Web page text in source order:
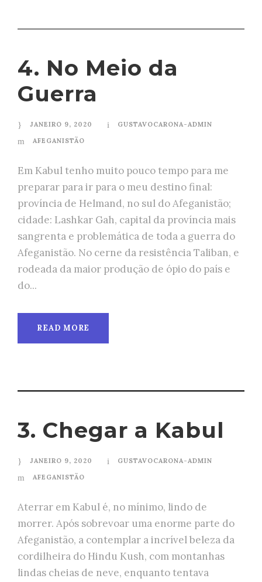
4. No Meio da
Guerra
JANEIRO 9, 2020
GUSTAVOCARONA-ADMIN
AFEGANISTÃO
Em Kabul tenho muito pouco tempo para me
preparar para ir para o meu destino final:
província de Helmand, no sul do Afeganistão;
cidade: Lashkar Gah, capital da província mais
sangrenta e problemática de toda a guerra do
Afeganistão. No cerne da resistência Taliban, e
rodeada da maior produção de ópio do país e
do...
READ MORE
3. Chegar a Kabul
JANEIRO 9, 2020
GUSTAVOCARONA-ADMIN
AFEGANISTÃO
Aterrar em Kabul é, no mínimo, lindo de
morrer. Após sobrevoar uma enorme parte do
Afeganistão, a contemplar a incrível beleza da
cordilheira do Hindu Kush, com montanhas
lindas cheias de neve, enquanto tentava